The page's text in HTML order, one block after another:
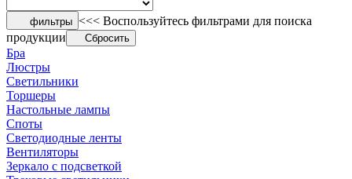
фильтры <<< Воспользуйтесь фильтрами для поиска
продукции
Сбросить
Бра
Люстры
Светильники
Торшеры
Настольные лампы
Споты
Светодиодные ленты
Вентиляторы
Зеркало с подсветкой